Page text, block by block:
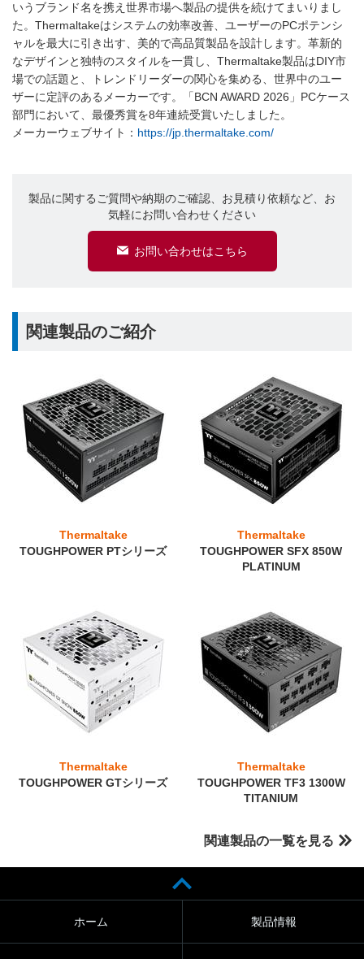
いうブランド名を携え世界市場へ製品の提供を続けてまいりまし
た。Thermaltakeはシステムの効率改善、ユーザーのPCポテンシ
ャルを最大に引き出す、美的で高品質製品を設計します。革新的
なデザインと独特のスタイルを一貫し、Thermaltake製品はDIY市
場での話題と、トレンドリーダーの関心を集める、世界中のユー
ザーに定評のあるメーカーです。「BCN AWARD 2026」PCケース
部門において、最優秀賞を8年連続受賞いたしました。
メーカーウェブサイト： https://jp.thermaltake.com/
製品に関するご質問や納期のご確認、お見積り依頼など、お
気軽にお問い合わせください
お問い合わせはこちら
関連製品のご紹介
Thermaltake
TOUGHPOWER PTシリーズ
Thermaltake
TOUGHPOWER SFX 850W
PLATINUM
Thermaltake
TOUGHPOWER GTシリーズ
Thermaltake
TOUGHPOWER TF3 1300W
TITANIUM
関連製品の一覧を見る
ホーム 製品情報